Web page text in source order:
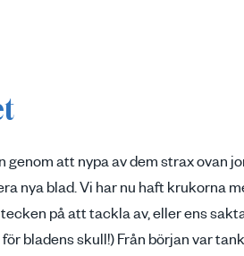
att nypa av dem strax ovan
nya blad. Vi har nu haft krukorna
på att tackla av, eller ens
bladens skull!) Från början var